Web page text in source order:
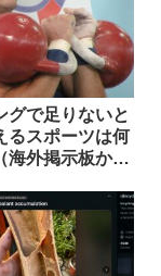
グで足りないと
るスポーツは何
海外掲示板か